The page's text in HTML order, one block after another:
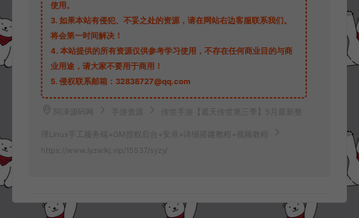
使用。
3. 如果本站有侵犯、不妥之处的资源，请在网站右边客服联系我们。
将会第一时间解决！
4. 本站提供的所有资源仅供参考学习使用，不存在任何商业目的与商
业用途，请大家不要用于商用！
5. 侵权联系邮箱：32838727@qq.com
阿泽源码网 手游资源 传世手游【遮天传世第三季】5月最新整
理Linux手工服务端+GM授权后台+安卓+详细搭建教程+视频教程
https://www.lyzwlkj.vip/15537/syzy/